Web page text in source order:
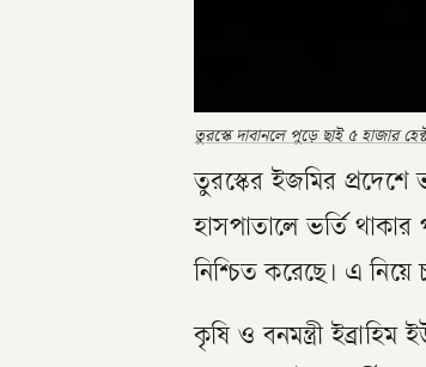
তুরস্কে দাবানলে পুড়ে ছাই ৫ হাজার
তুরস্কের ইজমির
হাসপাতালে ভর্তি
নিশ্চিত করেছে। এ নিয়ে
কৃষি ও বনমন্ত্রী